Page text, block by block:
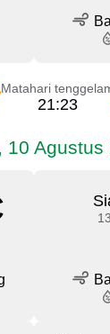
Matahari
21:23
10 Agustus